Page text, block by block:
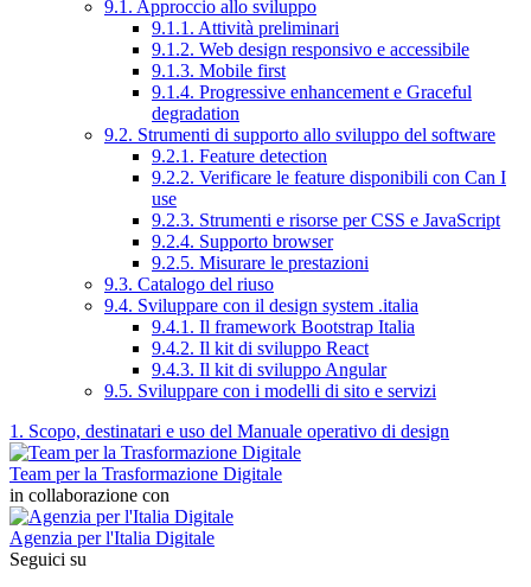
9.1. Approccio allo sviluppo
9.1.1. Attività preliminari
9.1.2. Web design responsivo e accessibile
9.1.3. Mobile first
9.1.4. Progressive enhancement e Graceful
degradation
9.2. Strumenti di supporto allo sviluppo del software
9.2.1. Feature detection
9.2.2. Verificare le feature disponibili con Can I
use
9.2.3. Strumenti e risorse per CSS e JavaScript
9.2.4. Supporto browser
9.2.5. Misurare le prestazioni
9.3. Catalogo del riuso
9.4. Sviluppare con il design system .italia
9.4.1. Il framework Bootstrap Italia
9.4.2. Il kit di sviluppo React
9.4.3. Il kit di sviluppo Angular
9.5. Sviluppare con i modelli di sito e servizi
1. Scopo, destinatari e uso del Manuale operativo di design
Team per la Trasformazione Digitale
in collaborazione con
Agenzia per l'Italia Digitale
Seguici su